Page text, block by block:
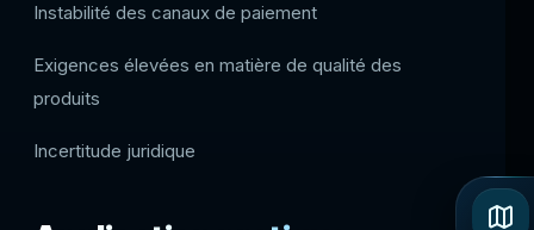
Instabilité des canaux de paiement
Exigences élevées en matière de qualité des
produits
Incertitude juridique